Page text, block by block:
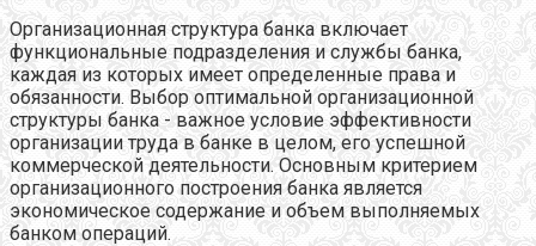
Организационная структура банка включает
функциональные подразделения и службы банка,
каждая из которых имеет определенные права и
обязанности. Выбор оптимальной организационной
структуры банка - важное условие эффективности
организации труда в банке в целом, его успешной
коммерческой деятельности. Основным критерием
организационного построения банка является
экономическое содержание и объем выполняемых
банком операций.